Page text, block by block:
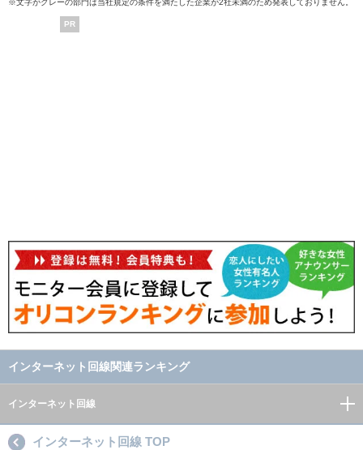
※文字がグレーの部門は当社規定の条件を満たした企業が2社未満のため発表しておりません。
PR
インターネット回線関連ランキング
インターネット回線
インターネット回線 TOP